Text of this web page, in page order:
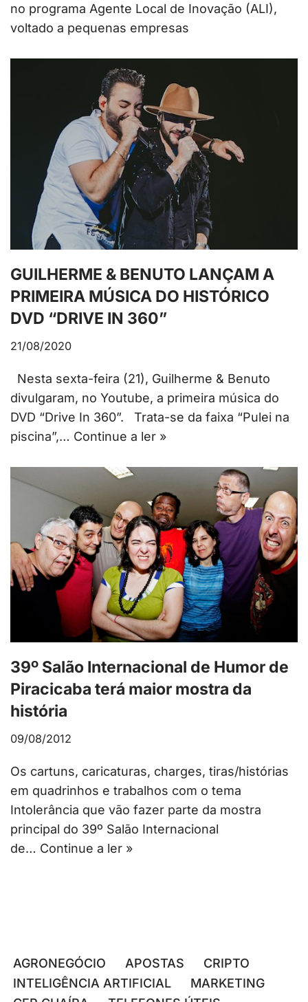
no programa Agente Local de Inovação (ALI),
voltado a pequenas empresas
GUILHERME & BENUTO LANÇAM A
PRIMEIRA MÚSICA DO HISTÓRICO
DVD “DRIVE IN 360”
21/08/2020
Nesta sexta-feira (21), Guilherme & Benuto
divulgaram, no Youtube, a primeira música do
DVD “Drive In 360”. Trata-se da faixa “Pulei na
piscina”,… Continue a ler »
39º Salão Internacional de Humor de
Piracicaba terá maior mostra da
história
09/08/2012
Os cartuns, caricaturas, charges, tiras/histórias
em quadrinhos e trabalhos com o tema
Intolerância que vão fazer parte da mostra
principal do 39º Salão Internacional
de… Continue a ler »
AGRONEGÓCIO APOSTAS
CRIPTO
INTELIGÊNCIA ARTIFICIAL
MARKETING